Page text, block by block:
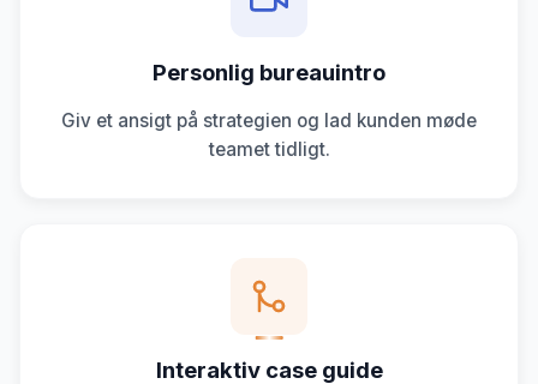
Personlig bureauintro
Giv et ansigt på strategien og lad kunden møde
teamet tidligt.
Interaktiv case guide